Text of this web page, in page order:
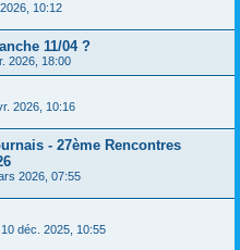
10:12
11/04 ?
2026, 18:00
2026, 10:16
- 27ème Rencontres
2026, 07:55
10 déc. 2025, 10:55